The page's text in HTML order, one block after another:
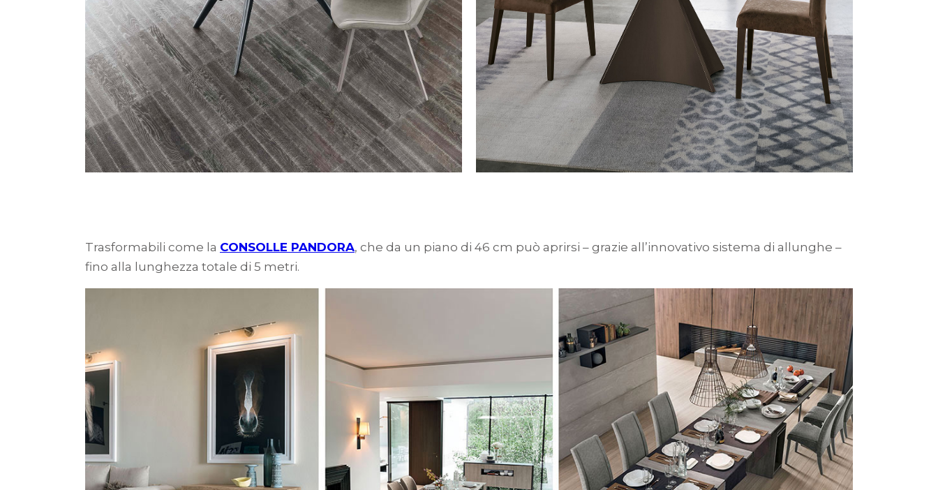
Trasformabili come la CONSOLLE PANDORA, che da un piano di 46 cm può aprirsi – grazie all’innovativo sistema di allunghe –
fino alla lunghezza totale di 5 metri.